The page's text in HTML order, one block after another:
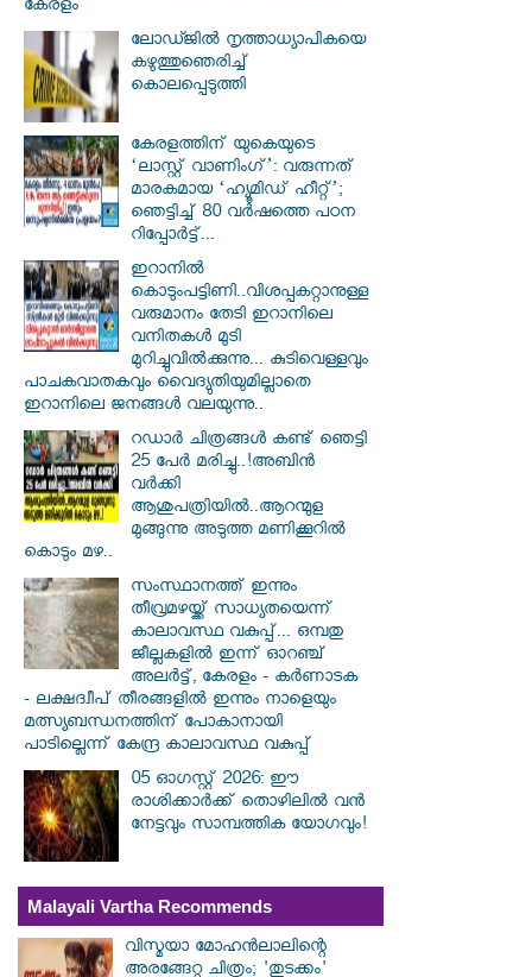
കേരളം
ലോഡ്ജില്‍ നൃത്താധ്യാപികയെ
കഴുത്തുഞെരിച്ച്
കൊലപ്പെടുത്തി
കേരളത്തിന് യുകെയുടെ
‘ലാസ്റ്റ് വാണിംഗ്’: വരുന്നത്
മാരകമായ ‘ഹ്യൂമിഡ് ഹീറ്റ്’;
ഞെട്ടിച്ച് 80 വർഷത്തെ പഠന
റിപ്പോർട്ട്...
ഇറാനില്‍
കൊടുംപട്ടിണി..വിശപ്പകറ്റാനുള്ള
വരുമാനം തേടി ഇറാനിലെ
വനിതകള്‍ മുടി
മുറിച്ചുവില്‍ക്കുന്നു... കുടിവെള്ളവും
പാചകവാതകവും വൈദ്യുതിയുമില്ലാതെ
ഇറാനിലെ ജനങ്ങള്‍ വലയുന്നു..
റഡാർ ചിത്രങ്ങൾ കണ്ട് ഞെട്ടി
25 പേർ മരിച്ചു..!അബിൻ
വർക്കി
ആശുപത്രിയിൽ..ആറന്മുള
മുങ്ങുന്നു അടുത്ത മണിക്കൂറിൽ
കൊടും മഴ..
സംസ്ഥാനത്ത് ഇന്നും
തീവ്രമഴയ്ക്ക് സാധ്യതയെന്ന്
കാലാവസ്ഥ വകുപ്പ്... ഒമ്പതു
ജീല്ലകളില്‍ ഇന്ന് ഓറഞ്ച്
അലര്‍ട്ട്, കേരളം - കര്‍ണാടക
- ലക്ഷദ്വീപ് തീരങ്ങളില്‍ ഇന്നും നാളെയും
മത്സ്യബന്ധനത്തിന് പോകാനായി
പാടില്ലെന്ന് കേന്ദ്ര കാലാവസ്ഥ വകുപ്പ്
05 ഓഗസ്റ്റ് 2026: ഈ
രാശിക്കാർക്ക് തൊഴിലിൽ വൻ
നേട്ടവും സാമ്പത്തിക യോഗവും!
Malayali Vartha Recommends
വിസ്മയാ മോഹൻലാലിന്റെ
അരങ്ങേറ്റ ചിത്രം; 'തുടക്കം'